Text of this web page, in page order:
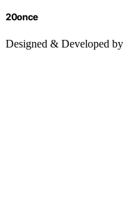
20once
Designed & Developed by